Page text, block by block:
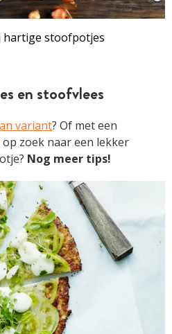
hartige stoofpotjes
en stoofvlees
variant? Of met een
zoek naar een lekker
Nog meer tips!